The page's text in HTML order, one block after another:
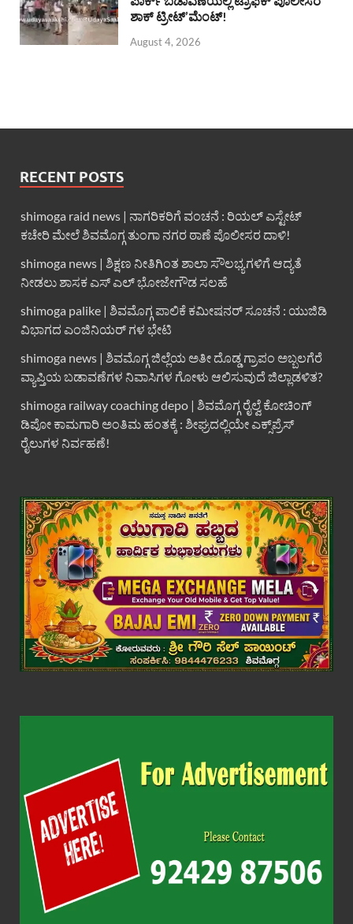
ಶಾಕ್ ಟ್ರೀಟ್’ಮೆಂಟ್!
August 4, 2026
RECENT POSTS
shimoga raid news | ನಾಗರಿಕರಿಗೆ ವಂಚನೆ : ರಿಯಲ್ ಎಸ್ಟೇಟ್
ಕಚೇರಿ ಮೇಲೆ ಶಿವಮೊಗ್ಗ ತುಂಗಾ ನಗರ ಠಾಣೆ ಪೊಲೀಸರ ದಾಳಿ!
shimoga news | ಶಿಕ್ಷಣ ನೀತಿಗಿಂತ ಶಾಲಾ ಸೌಲಭ್ಯಗಳಿಗೆ ಆದ್ಯತೆ
ನೀಡಲು ಶಾಸಕ ಎಸ್ ಎಲ್ ಭೋಜೇಗೌಡ ಸಲಹೆ
shimoga palike | ಶಿವಮೊಗ್ಗ ಪಾಲಿಕೆ ಕಮೀಷನರ್ ಸೂಚನೆ : ಯುಜಿಡಿ
ವಿಭಾಗದ ಎಂಜಿನಿಯರ್ ಗಳ ಭೇಟಿ
shimoga news | ಶಿವಮೊಗ್ಗ ಜಿಲ್ಲೆಯ ಅತೀ ದೊಡ್ಡ ಗ್ರಾಪಂ ಅಬ್ಬಲಗೆರೆ
ವ್ಯಾಪ್ತಿಯ ಬಡಾವಣೆಗಳ ನಿವಾಸಿಗಳ ಗೋಳು ಆಲಿಸುವುದೆ ಜಿಲ್ಲಾಡಳಿತ?
shimoga railway coaching depo | ಶಿವಮೊಗ್ಗ ರೈಲ್ವೆ ಕೋಚಿಂಗ್
ಡಿಪೋ ಕಾಮಗಾರಿ ಅಂತಿಮ ಹಂತಕ್ಕೆ : ಶೀಘ್ರದಲ್ಲಿಯೇ ಎಕ್ಸ್‌ಪ್ರೆಸ್
ರೈಲುಗಳ ನಿರ್ವಹಣೆ!